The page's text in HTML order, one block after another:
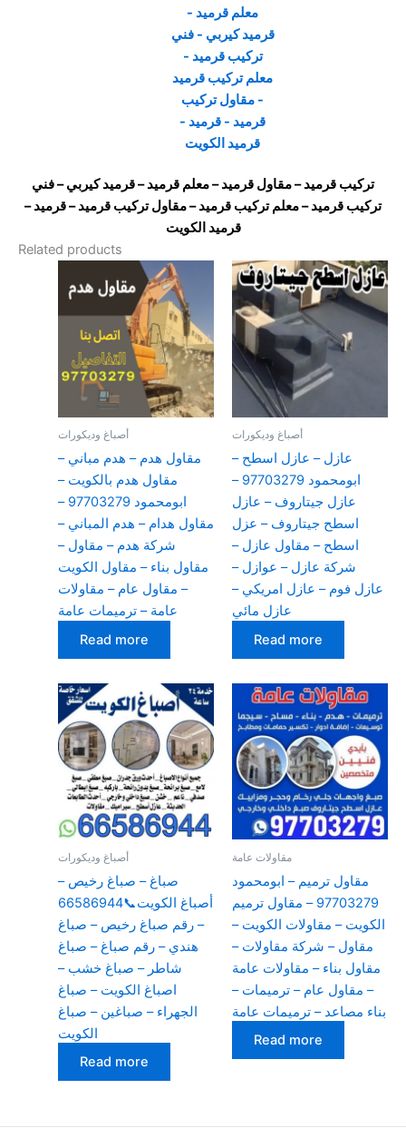
تركيب قرميد– مقاول قرميد– معلم قرميد– قرميدكيربي– فني
تركيب قرميد– معلمتركيب قرميد– مقاول تركيب قرميد–قرميد–
قرميد الكويت
Related products
أصباغ وديكورات
مقاول هدم – هدم مباني –
مقاول هدم بالكويت –
ابومحمود 97703279 –
مقاول هدام – هدم المباني –
شركة هدم – مقاول –
مقاول بناء – مقاول الكويت
– مقاول عام – مقاولات
عامة – ترميمات عامة
Read more
أصباغ وديكورات
عازل – عازل اسطح –
ابومحمود 97703279 –
عازل جيتاروف – عازل
اسطح جيتاروف – عزل
اسطح – مقاول عازل –
شركة عازل – عوازل –
عازل فوم – عازل امريكي –
عازل مائي
Read more
أصباغ وديكورات
صباغ – صباغ رخيص –
أصباغ الكويت📞66586944
– رقم صباغ رخيص – صباغ
هندي – رقم صباغ – صباغ
شاطر – صباغ خشب –
اصباغ الكويت – صباغ
الجهراء – صباغين – صباغ
الكويت
Read more
مقاولات عامة
مقاول ترميم – ابومحمود
97703279 – مقاول ترميم
الكويت – مقاولات الكويت –
مقاول – شركة مقاولات –
مقاول بناء – مقاولات عامة
– مقاول عام – ترميمات –
بناء مصاعد – ترميمات عامة
Read more